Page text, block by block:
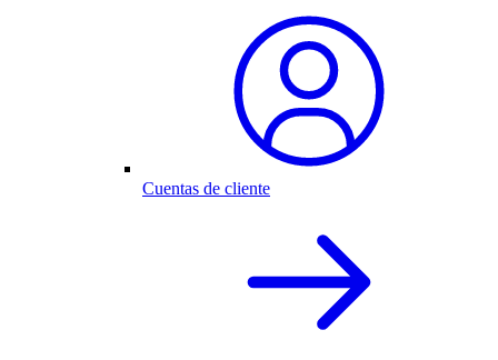
Cuentas de cliente